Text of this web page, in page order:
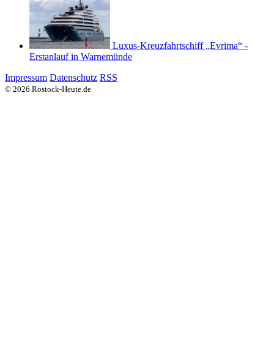
Luxus-Kreuzfahrtschiff „Evrima“ -
Erstanlauf in Warnemünde
Impressum Datenschutz RSS
© 2026 Rostock-Heute.de